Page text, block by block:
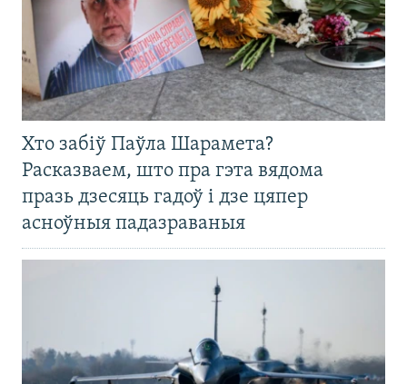
Хто забіў Паўла Шарамета?
Расказваем, што пра гэта вядома
празь дзесяць гадоў і дзе цяпер
асноўныя падазраваныя